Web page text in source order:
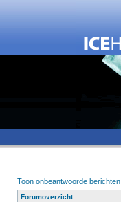
Toon onbeantwoorde berichten
Forumoverzicht